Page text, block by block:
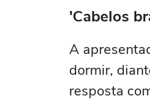
'Cabelos
A
dormir,
resposta